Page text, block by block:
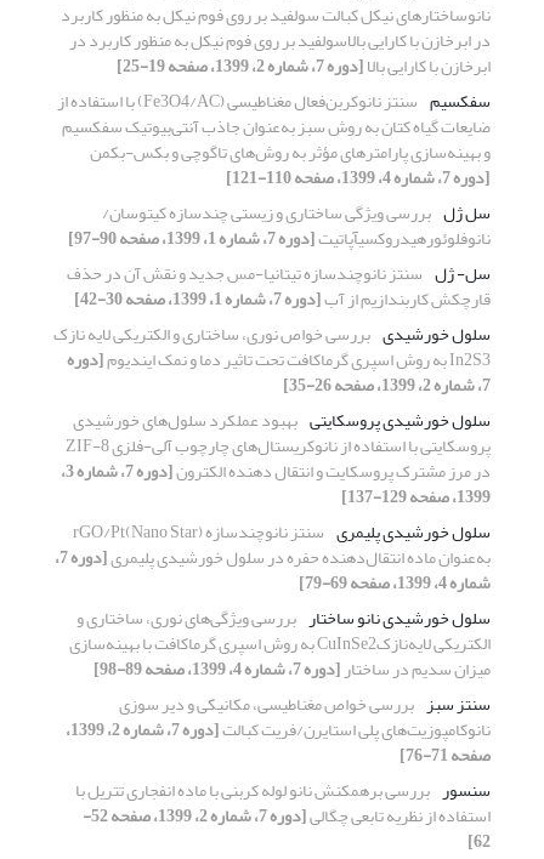
نانوساختارهای نیکل کبالت سولفید بر روی فوم نیکل به منظور کاربرد
در ابرخازن با کارایی بالاسولفید بر روی فوم نیکل به منظور کاربرد در
ابرخازن با کارایی بالا[دوره 7، شماره 2، 1399، صفحه 19-25]
سفکسیم
سنتز نانوکربن‌فعال مغناطیسی (Fe3O4/AC) با استفاده از
ضایعات گیاه کتان به روش سبز به‌عنوان جاذب آنتی‌بیوتیک سفکسیم
و بهینه‌سازی پارامترهای مؤثر به روش‌های تاگوچی و بکس-بکمن
[دوره 7، شماره 4، 1399، صفحه 110-121]
سل ژل بررسی ویژگی ساختاری و زیستی چندسازه کیتوسان/
نانوفلوئورهیدروکسیآپاتیت[دوره 7، شماره 1، 1399، صفحه 90-97]
سل- ژل سنتز نانوچندسازه تیتانیا-مس جدید و نقش آن در حذف
قارچکش کاربندازیم از آب[دوره 7، شماره 1، 1399، صفحه 30-42]
سلول خورشیدی بررسی خواص نوری، ساختاری و الکتریکی لایه نازک
In2S3 به روش اسپری گرماکافت تحت تاثیر دما و نمک ایندیوم [دوره
7، شماره 2، 1399، صفحه 26-35]
سلول خورشیدی پروسکایتی بهبود عملکرد سلول‌های خورشیدی
پروسکایتی با استفاده از نانوکریستال‌های چارچوب آلی-فلزی ZIF-8
در مرز مشترک پروسکایت و انتقال دهنده الکترون [دوره 7، شماره 3،
1399، صفحه 129-137]
سلول خورشیدی پلیمری
سنتز نانوچندسازه rGO/Pt(Nano Star)
به‌عنوان ماده انتقال‌دهنده حفره در سلول خورشیدی پلیمری [دوره 7،
شماره 4، 1399، صفحه 69-79]
سلول خورشیدی نانو ساختار بررسی ویژگی‌های نوری، ساختاری و
الکتریکی لایه‌نازکCuInSe2 به روش اسپری گرماکافت با بهینه‌سازی
میزان سدیم در ساختار[دوره 7، شماره 4، 1399، صفحه 89-98]
سنتز سبز بررسی خواص مغناطیسی، مکانیکی و دیر سوزی
نانوکامپوزیت‌های پلی استایرن/فریت کبالت [دوره 7، شماره 2، 1399،
صفحه 71-76]
سنسور بررسی برهمکنش نانو لوله کربنی با ماده انفجاری تتریل با
استفاده از نظریه تابعی چگالی [دوره 7، شماره 2، 1399، صفحه 52-
62]